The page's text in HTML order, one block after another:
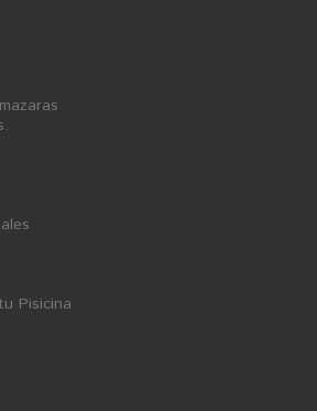
Pisicina